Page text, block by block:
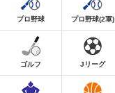
プロ野球 プロ野球(2軍)
ゴルフ Jリーグ